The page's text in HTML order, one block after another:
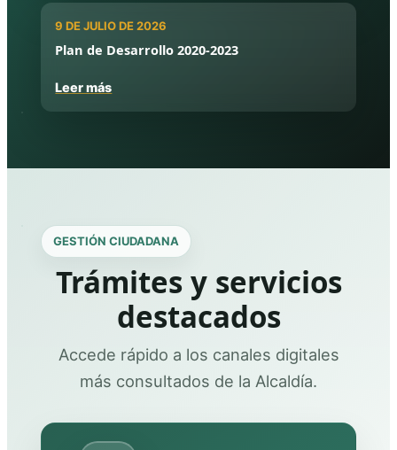
9 DE JULIO DE 2026
Plan de Desarrollo 2020-2023
Leer más
GESTIÓN CIUDADANA
Trámites y servicios
destacados
Accede rápido a los canales digitales
más consultados de la Alcaldía.